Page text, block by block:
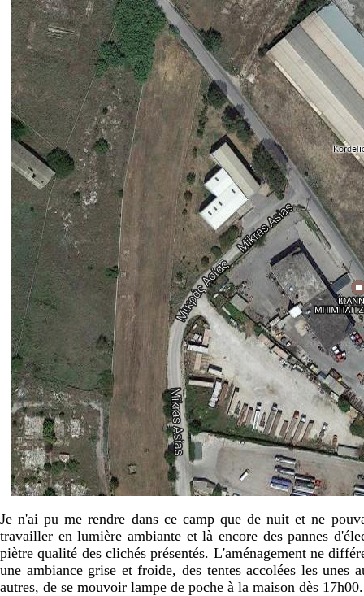
Je n'ai pu me rendre dans ce camp que de nuit et ne
travailler en lumière ambiante et là encore des pannes
piètre qualité des clichés présentés. L'aménagement ne
une ambiance grise et froide, des tentes accolées les
autres, de se mouvoir lampe de poche à la maison dès 17h00.